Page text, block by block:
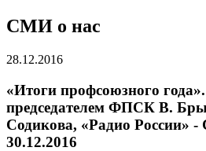
СМИ о нас
28.12.2016
«Итоги профсоюзного
председателем ФПСК В.
Содикова, «Радио России» -
30.12.2016